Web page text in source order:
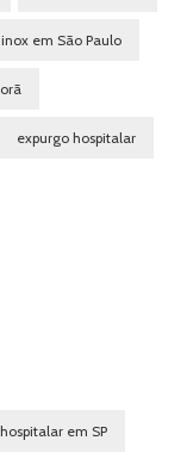
em São Paulo
expurgo hospitalar
em SP